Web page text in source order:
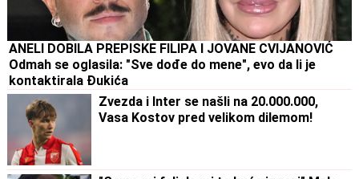
ANELI DOBILA PREPISKE FILIPA I JOVANE CVIJANOVIĆ
Odmah se oglasila: "Sve dođe do mene", evo da li je
kontaktirala Đukića
Zvezda i Inter se našli na 20.000.000,
Vasa Kostov pred velikom dilemom!